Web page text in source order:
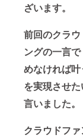
ざいます。
前回のクラ
ングの一言
めなければ
を実現させ
言いました。
クラウドフ